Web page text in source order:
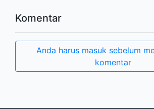
Komentar
Anda harus masuk sebelum
komentar